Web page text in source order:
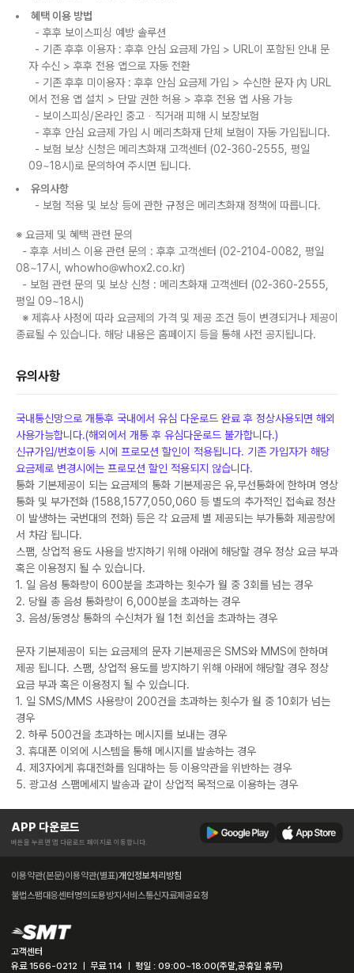
혜택 이용 방법
- 후후 보이스피싱 예방 솔루션
- 기존 후후 이용자 : 후후 안심 요금제 가입 > URL이 포함된 안내 문
자 수신 > 후후 전용 앱으로 자동 전환
- 기존 후후 미이용자 : 후후 안심 요금제 가입 > 수신한 문자 內 URL
에서 전용 앱 설치 > 단말 권한 허용 > 후후 전용 앱 사용 가능
- 보이스피싱/온라인 중고ᆞ직거래 피해 시 보장보험
- 후후 안심 요금제 가입 시 메리츠화재 단체 보험이 자동 가입됩니다.
- 보험 보상 신청은 메리츠화재 고객센터 (02-360-2555, 평일
09~18시)로 문의하여 주시면 됩니다.
유의사항
- 보험 적용 및 보상 등에 관한 규정은 메리츠화재 정책에 따릅니다.
※ 요금제 및 혜택 관련 문의
- 후후 서비스 이용 관련 문의 : 후후 고객센터 (02-2104-0082, 평일
08~17시, whowho@whox2.co.kr)
- 보험 관련 문의 및 보상 신청 : 메리츠화재 고객센터 (02-360-2555,
평일 09~18시)
※ 제휴사 사정에 따라 요금제의 가격 및 제공 조건 등이 변경되거나 제공이
종료될 수 있습니다. 해당 내용은 홈페이지 등을 통해 사전 공지됩니다.
유의사항
국내통신망으로 개통후 국내에서 유심 다운로드 완료 후 정상사용되면 해외
사용가능합니다.(해외에서 개통 후 유심다운로드 불가합니다.)
신규가입/번호이동 시에 프로모션 할인이 적용됩니다. 기존 가입자가 해당
요금제로 변경시에는 프로모션 할인 적용되지 않습니다.
통화 기본제공이 되는 요금제의 통화 기본제공은 유,무선통화에 한하며 영상
통화 및 부가전화 (1588,1577,050,060 등 별도의 추가적인 접속료 정산
이 발생하는 국번대의 전화) 등은 각 요금제 별 제공되는 부가통화 제공량에
서 차감 됩니다.
스팸, 상업적 용도 사용을 방지하기 위해 아래에 해당할 경우 정상 요금 부과
혹은 이용정지 될 수 있습니다.
1. 일 음성 통화량이 600분을 초과하는 횟수가 월 중 3회를 넘는 경우
2. 당월 총 음성 통화량이 6,000분을 초과하는 경우
3. 음성/동영상 통화의 수신처가 월 1천 회선을 초과하는 경우
문자 기본제공이 되는 요금제의 문자 기본제공은 SMS와 MMS에 한하며
제공 됩니다. 스팸, 상업적 용도를 방지하기 위해 아래에 해당할 경우 정상
요금 부과 혹은 이용정지 될 수 있습니다.
1. 일 SMS/MMS 사용량이 200건을 초과하는 횟수가 월 중 10회가 넘는
경우
2. 하루 500건을 초과하는 메시지를 보내는 경우
3. 휴대폰 이외에 시스템을 통해 메시지를 발송하는 경우
4. 제3자에게 휴대전화를 임대하는 등 이용약관을 위반하는 경우
5. 광고성 스팸메세지 발송과 같이 상업적 목적으로 이용하는 경우
APP 다운로드
버튼을 누르면 앱 다운로드 페이지로 이동합니다.
이용약관(본문)이용약관(별표)개인정보처리방침
불법스팸대응센터 명의도용방지서비스통신자료제공요청
고객센터
유료 1566-0212 ㅣ 무료 114 ㅣ 평일 : 09:00~18:00(주말,공휴일 휴무)